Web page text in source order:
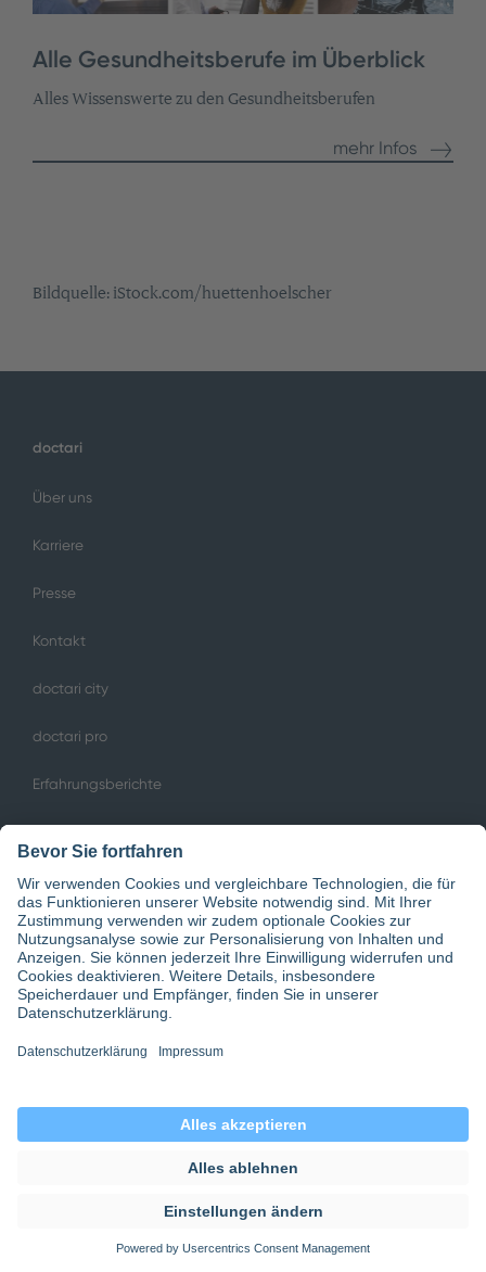
Alle Gesundheitsberufe im Überblick
Alles Wissenswerte zu den Gesundheitsberufen
mehr Infos
Bildquelle: iStock.com/huettenhoelscher
doctari
Über uns
Karriere
Presse
Kontakt
doctari city
doctari pro
Erfahrungsberichte
Empfehlungsprogramm
Dienstplanung
Festanstellung
Ärztevermittlung
Jobbörse